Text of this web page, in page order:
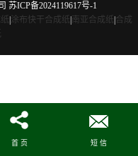
苏ICP备2024119617号-1
涂布快干合成纸 南亚合成纸 合成
首 页 短 信